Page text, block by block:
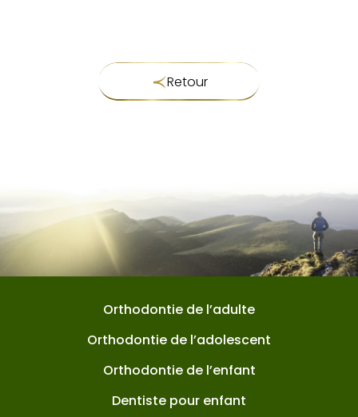
Retour
Orthodontie de l’adulte
Orthodontie de l’adolescent
Orthodontie de l’enfant
Dentiste pour enfant